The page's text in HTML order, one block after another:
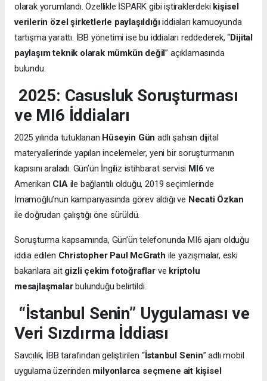
olarak yorumlandı. Özellikle İSPARK gibi iştiraklerdeki kişisel
verilerin özel şirketlerle paylaşıldığıiddiaları kamuoyunda
tartışma yarattı. İBB yönetimi ise bu iddiaları reddederek, “Dijital
paylaşım teknik olarak mümkün değil” açıklamasında
bulundu.
2025: Casusluk Soruşturması
ve MI6 İddiaları
2025 yılında tutuklanan Hüseyin Gün adlı şahsın dijital
materyallerinde yapılan incelemeler, yeni bir soruşturmanın
kapısını araladı. Gün’ün İngiliz istihbarat servisi MI6 ve
Amerikan CIAile bağlantılı olduğu, 2019 seçimlerinde
İmamoğlu’nun kampanyasında görev aldığı ve Necati Özkan
ile doğrudan çalıştığı öne sürüldü.
Soruşturma kapsamında, Gün’ün telefonunda MI6 ajanı olduğu
iddia edilen Christopher Paul McGrath ile yazışmalar, eski
bakanlara ait gizli çekim fotoğraflarve kriptolu
mesajlaşmalarbulunduğu belirtildi.
“İstanbul Senin” Uygulaması ve
Veri Sızdırma İddiası
Savcılık, İBB tarafından geliştirilen “İstanbul Senin” adlı mobil
uygulama üzerinden milyonlarca seçmene ait kişisel